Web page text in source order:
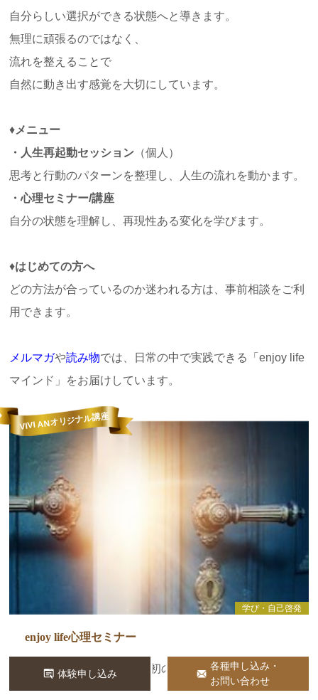
自分らしい選択ができる状態へと導きます。
無理に頑張るのではなく、
流れを整えることで
自然に動き出す感覚を大切にしています。
♦メニュー
・人生再起動セッション （個人）
思考と行動のパターンを整理し、人生の流れを動かます。
・心理セミナー/講座
自分の状態を理解し、再現性ある変化を学びます。
♦はじめての方へ
どの方法が合っているのか迷われる方は、事前相談をご利
用できます。
メルマガや読み物では、日常の中で実践できる「enjoy life
マインド」をお届けしています。
VIVI ANオリジナル講座
学び・自己啓発
enjoy life心理セミナー
人生の流れに気づく、最初の一歩
体験申し込み
各種申し込み・
お問い合わせ